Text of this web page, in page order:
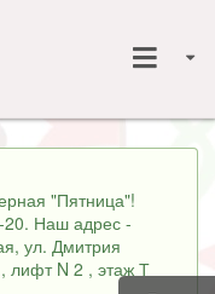
"Пятница"!
Наш адрес -
ул. Дмитрия
лифт N 2 , этаж Т